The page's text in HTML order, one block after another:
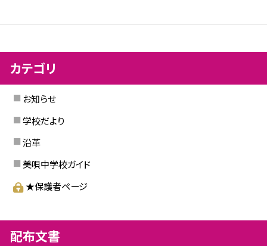
カテゴリ
お知らせ
学校だより
沿革
美唄中学校ガイド
★保護者ページ
配布文書